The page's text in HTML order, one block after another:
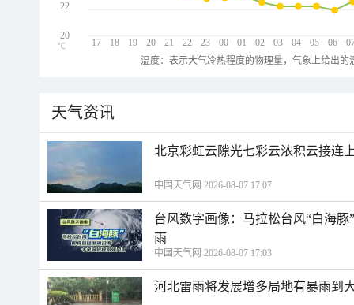
17 18 19 20 21 22 23 00 01 02 03 04 05 06
22
20
℃
温度：表示大气冷热程度的物理量，气象上给出
天气资讯
北京彩虹云隙光七彩云浓积云接连
中国天气网 2026-08-07 17:07
台风数字画像：马拉松台风“白海
雨
中国天气网 2026-08-07 17:03
河北雷雨将发展增多局地有暴雨到